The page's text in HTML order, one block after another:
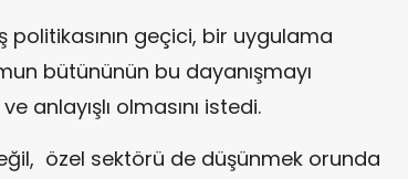
politikasının geçici, bir uygulama
bütününün bu dayanışmayı
anlayışlı olmasını istedi.
özel sektörü de düşünmek orunda